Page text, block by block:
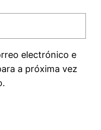
electrónico e
a próxima vez